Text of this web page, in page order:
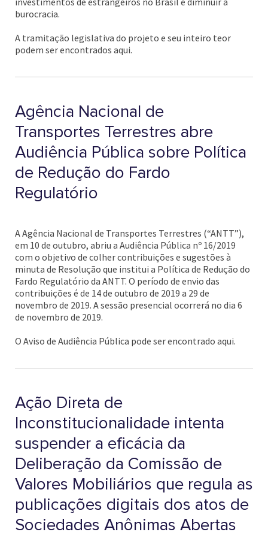
burocracia.
A tramitação legislativa do projeto e seu inteiro teor
podem ser encontrados aqui.
Agência Nacional de
Transportes Terrestres abre
Audiência Pública sobre Política
de Redução do Fardo
Regulatório
A Agência Nacional de Transportes Terrestres (“ANTT”),
em 10 de outubro, abriu a Audiência Pública nº 16/2019
com o objetivo de colher contribuições e sugestões à
minuta de Resolução que institui a Política de Redução do
Fardo Regulatório da ANTT. O período de envio das
contribuições é de 14 de outubro de 2019 a 29 de
novembro de 2019. A sessão presencial ocorrerá no dia 6
de novembro de 2019.
O Aviso de Audiência Pública pode ser encontrado aqui.
Ação Direta de
Inconstitucionalidade intenta
suspender a eficácia da
Deliberação da Comissão de
Valores Mobiliários que regula as
publicações digitais dos atos de
Sociedades Anônimas Abertas